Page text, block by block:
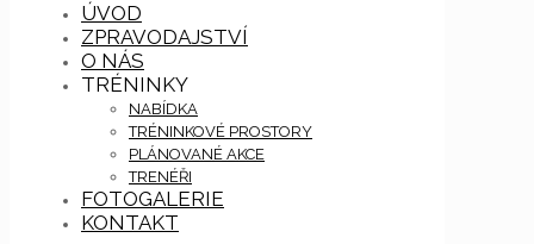
ÚVOD
ZPRAVODAJSTVÍ
O NÁS
TRÉNINKY
NABÍDKA
TRÉNINKOVÉ PROSTORY
PLÁNOVANÉ AKCE
TRENÉŘI
FOTOGALERIE
KONTAKT